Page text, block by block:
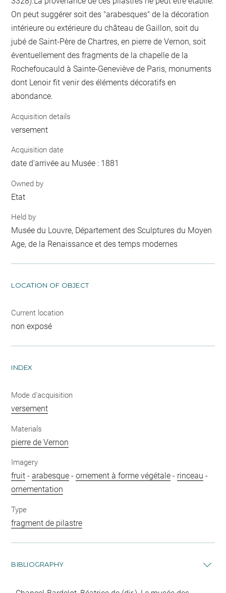
On peut suggérer soit des "arabesques" de la décoration
intérieure ou extérieure du château de Gaillon, soit du
jubé de Saint-Père de Chartres, en pierre de Vernon, soit
éventuellement des fragments de la chapelle de la
Rochefoucauld à Sainte-Geneviève de Paris, monuments
dont Lenoir fit venir des éléments décoratifs en
abondance.
Acquisition details
versement
Acquisition date
date d'arrivée au Musée : 1881
Owned by
Etat
Held by
Musée du Louvre, Département des Sculptures du Moyen
Age, de la Renaissance et des temps modernes
LOCATION OF OBJECT
Current location
non exposé
INDEX
Mode d'acquisition
versement
Materials
pierre de Vernon
Imagery
fruit -arabesque -ornement à forme végétale - rinceau -
ornementation
Type
fragment de pilastre
BIBLIOGRAPHY